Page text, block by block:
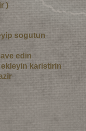
)
sogutun
edin
karistirin